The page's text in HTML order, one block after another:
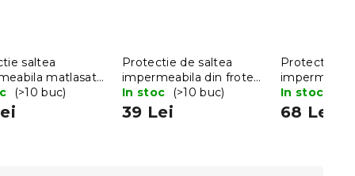
saltea
matlasata
cm
(>10 buc)
Protectie de saltea
impermeabila din frote
GUARD 90 x 200 cm
In stoc (>10 buc)
39 Lei
Protectie
120 x 200
In stoc
68 Lei